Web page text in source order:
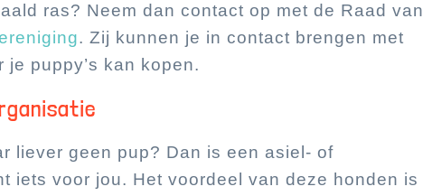
ras? Neem dan contact op met de Raad van
. Zij kunnen je in contact brengen met
je puppy’s kan kopen.
liever geen pup? Dan is een asiel- of
iets voor jou. Het voordeel van deze honden is